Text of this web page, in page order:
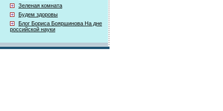
Зеленая комната
Будем здоровы
Блог Бориса Бояршинова На дне
российской науки